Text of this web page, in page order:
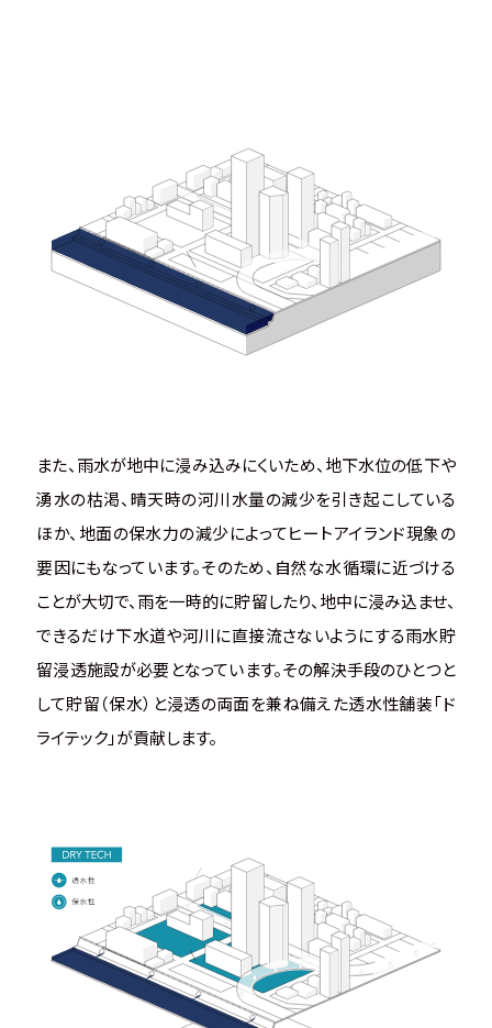
また、雨水が地中に浸み込みにくいため、地下水位の低下や
湧水の枯渇、晴天時の河川水量の減少を引き起こしている
ほか、地面の保水力の減少によってヒートアイランド現象の
要因にもなっています。そのため、自然な水循環に近づける
ことが大切で、雨を一時的に貯留したり、地中に浸み込ませ、
できるだけ下水道や河川に直接流さないようにする雨水貯
留浸透施設が必要となっています。その解決手段のひとつと
して貯留（保水）と浸透の両面を兼ね備えた透水性舗装「ド
ライテック」が貢献します。